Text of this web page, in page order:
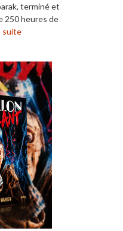
terminé et
250 heures de
suite